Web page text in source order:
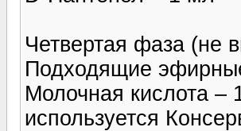
Четвертая фаза (не
Подходящие
Молочная кислота –
используется